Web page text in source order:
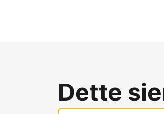
Dette